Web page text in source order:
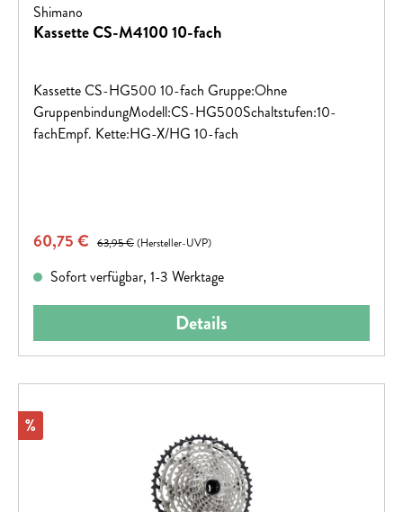
Shimano
Kassette CS-M4100 10-fach
Kassette CS-HG500 10-fach Gruppe:Ohne
GruppenbindungModell:CS-HG500Schaltstufen:10-
fachEmpf. Kette:HG-X/HG 10-fach
Verkaufspreis:
60,75 € Regulärer Preis:
63,95 €(Hersteller-UVP)
Sofort verfügbar, 1-3 Werktage
Details
Rabatt
%